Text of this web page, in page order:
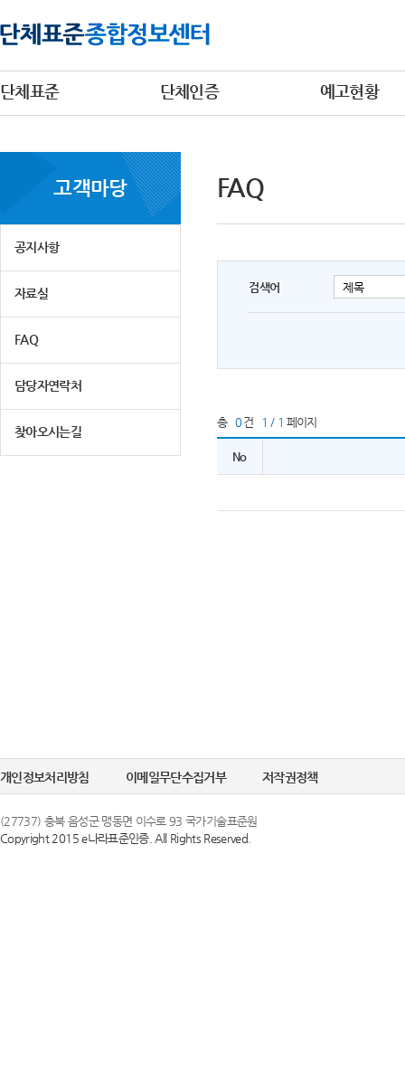
단체표준 단체인증 예고현황
고객마당
공지사항
자료실
FAQ
담당자연락처
찾아오시는길
FAQ
검색어
총 0건 1 / 1 페이지
No
개인정보처리방침 이메일무단수집거부 저작권정책
(27737) 충북 음성군 맹동면 이수로 93 국가기술표준원
Copyright 2015 e나라표준인증. All Rights Reserved.